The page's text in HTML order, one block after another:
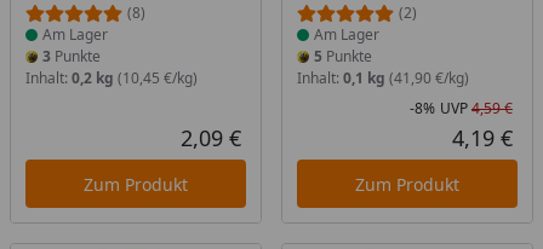
(8)
Am Lager
3 Punkte
Inhalt: 0,2 kg (10,45 €/kg)
Aktueller Preis
2,09 €
Zum Produkt
(2)
Am Lager
5 Punkte
Inhalt: 0,1 kg (41,90 €/kg)
-8% UVP4,59 €
4,19 €
Zum Produkt